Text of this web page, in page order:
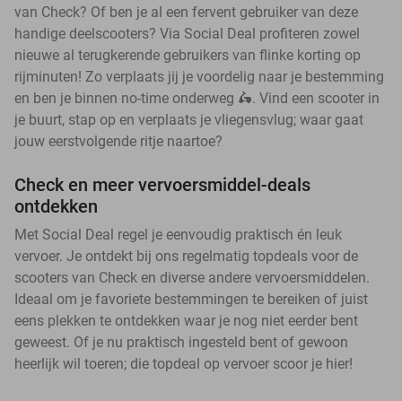
van Check? Of ben je al een fervent gebruiker van deze
handige deelscooters? Via Social Deal profiteren zowel
nieuwe al terugkerende gebruikers van flinke korting op
rijminuten! Zo verplaats jij je voordelig naar je bestemming
en ben je binnen no-time onderweg 🛵. Vind een scooter in
je buurt, stap op en verplaats je vliegensvlug; waar gaat
jouw eerstvolgende ritje naartoe?
Check en meer vervoersmiddel-deals
ontdekken
Met Social Deal regel je eenvoudig praktisch én leuk
vervoer. Je ontdekt bij ons regelmatig topdeals voor de
scooters van Check en diverse andere vervoersmiddelen.
Ideaal om je favoriete bestemmingen te bereiken of juist
eens plekken te ontdekken waar je nog niet eerder bent
geweest. Of je nu praktisch ingesteld bent of gewoon
heerlijk wil toeren; die topdeal op vervoer scoor je hier!